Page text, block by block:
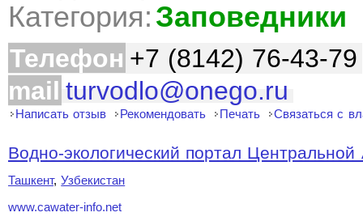
Категория: Заповедники
Телефон +7 (8142) 76-43-79
mail turvodlo@onego.ru
Написать отзыв Рекомендовать Печать Связаться с
Водно-экологический портал Центральной
Ташкент,Узбекистан
www.cawater-info.net